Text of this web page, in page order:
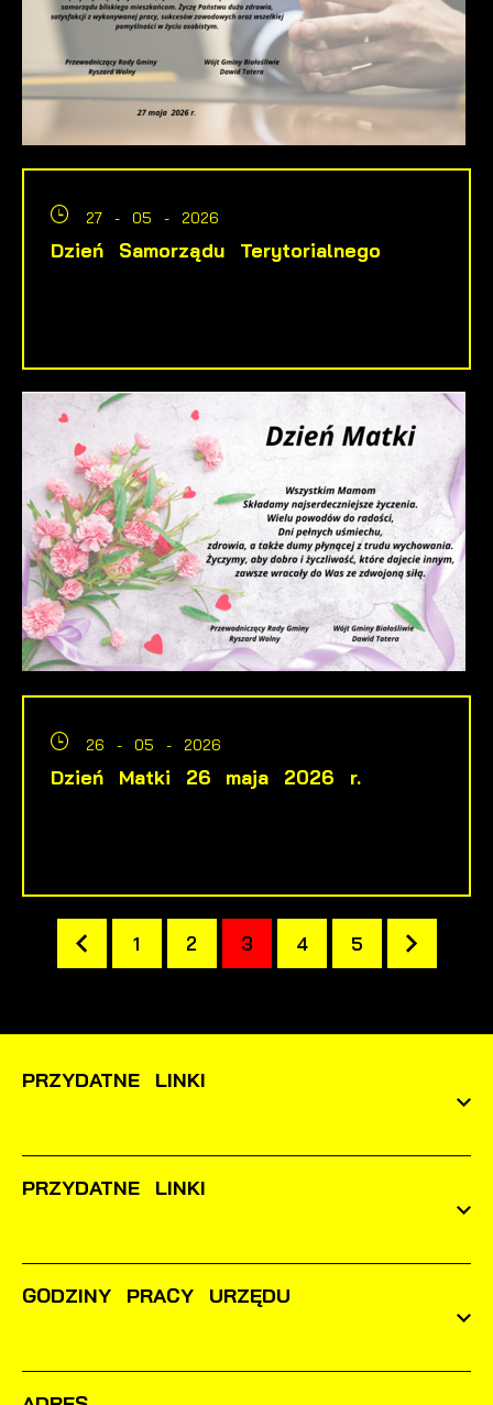
27 - 05 - 2026
Dzień Samorządu Terytorialnego
26 - 05 - 2026
Dzień Matki 26 maja 2026 r.
1 2 3 4 5
PRZYDATNE LINKI
PRZYDATNE LINKI
GODZINY PRACY URZĘDU